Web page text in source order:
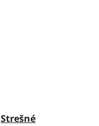
Strešné